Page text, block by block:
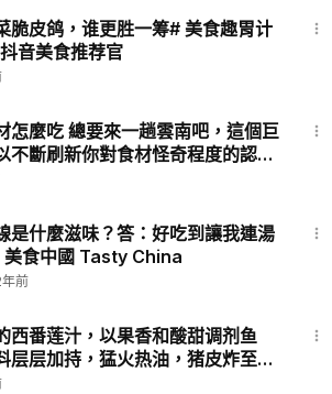
脆皮鸽，谁更胜一筹# 美食趣胃计
音美食推荐官
怎麼吃 總要來一趟雲南吧，這個巨
不斷刷新你對食材怪奇程度的認
山野美味，你都吃過哪幾種？
是什麼滋味？答：好吃到讓我連湯
美食中國 Tasty China
年前
西番莲汁，以果香和酸甜调剂鱼
层层加持，猛火热油，猪皮炸至外
汇一体# 美食趣胃计划 # 罗非鱼 #